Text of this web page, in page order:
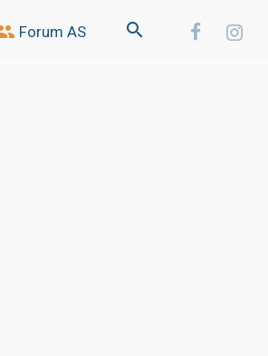
Forum AS